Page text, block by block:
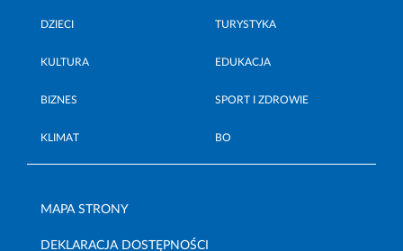
DZIECI TURYSTYKA
KULTURA EDUKACJA
BIZNES SPORT I ZDROWIE
KLIMAT BO
MAPA STRONY
DEKLARACJA DOSTĘPNOŚCI